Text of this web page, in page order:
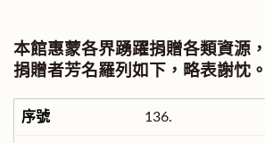
本館惠蒙各界踴躍捐贈各類資源
捐贈者芳名羅列如下，略表謝忱。
136.